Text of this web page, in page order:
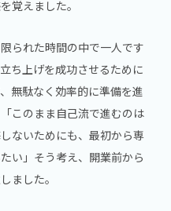
覚えました。
られた時間の中で一人です
ち上げを成功させるために
無駄なく効率的に準備を進
このまま自己流で進むのは
ないためにも、最初から専
い」そう考え、開業前から
ました。